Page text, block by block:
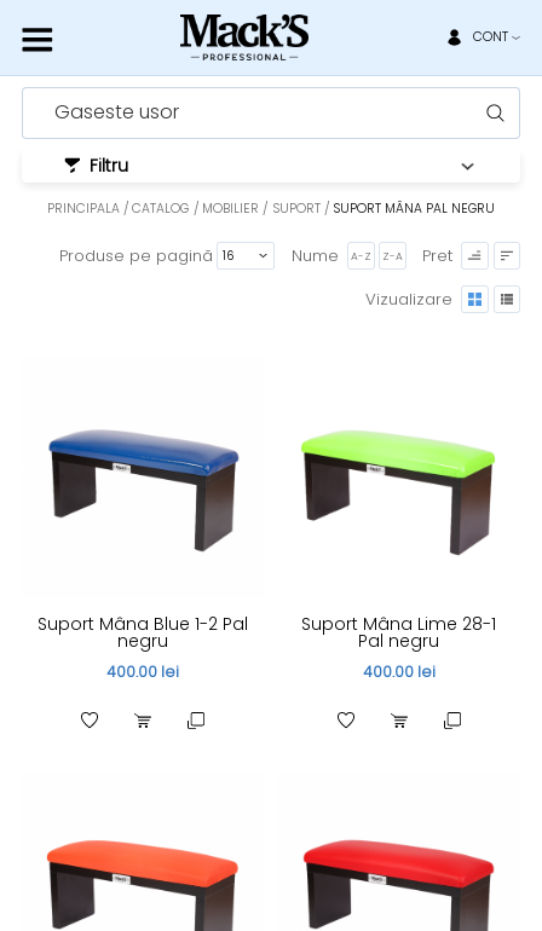
CONT
Gaseste usor
PRINCIPALA CATALOG MOBILIER / SUPORT SUPORT MÂNA PAL NEGRU
Produse pe pagină Nume A-Z Z-A
Pret
Vizualizare
Filtru
Suport Mâna Blue 1-2 Pal
negru
400.00 lei
Suport Mâna Lime 28-1
Pal negru
400.00 lei